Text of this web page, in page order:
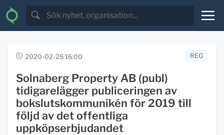
2020-02-25 16:00 REG
Solnaberg Property AB (publ)
tidigarelägger publiceringen av
bokslutskommunikén för 2019 till
följd av det offentliga
uppköpserbjudandet